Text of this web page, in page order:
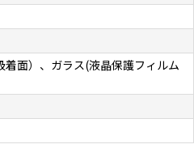
面）、ガラス(液晶保護フィルム